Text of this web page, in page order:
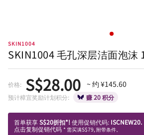
SKIN1004
SKIN1004 毛孔深层洁面泡沫
价格: S$28.00 ~ 约 ¥145.60
预计樟宜奖励计划积分: 赚 20 积分
首单获享S$20折扣*! 使用促销代码: ISCNEW20.
点击复制促销代码 * 需买满S$79, 附带条件。